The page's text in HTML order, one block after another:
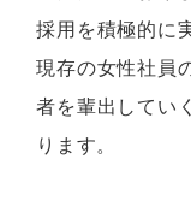
採用を積極的に
現存の女性社員
者を輩出してい
ります。